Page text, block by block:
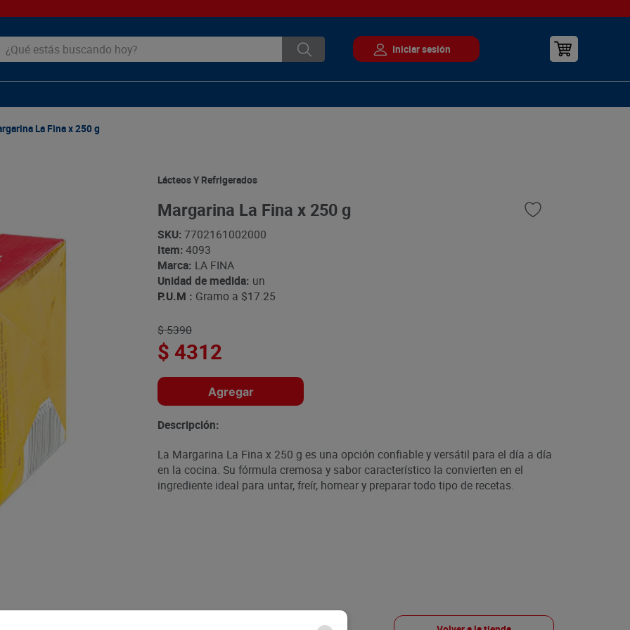
estás buscando hoy?
La Fina x 250 g
Lácteos Y Refrigerados
Margarina La Fina x 250 g
SKU: 7702161002000
Item: 4093
Marca: LA FINA
Unidad de medida: un
P.U.M : Gramo a $17.25
$ 4312
$5390
Agregar
Descripción:
La Margarina La Fina x 250 g es una opción confiable y versátil para el día a día
en la cocina. Su fórmula cremosa y sabor característico la convierten en el
ingrediente ideal para untar, freír, hornear y preparar todo tipo de recetas.